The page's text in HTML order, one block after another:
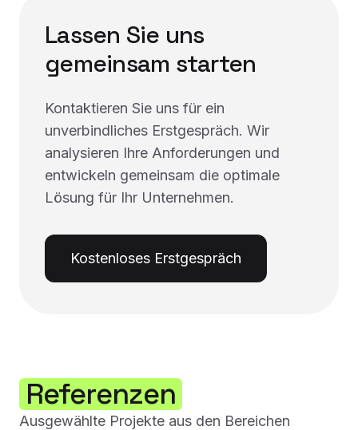
Lassen Sie uns
gemeinsam starten
Kontaktieren Sie uns für ein
unverbindliches Erstgespräch. Wir
analysieren Ihre Anforderungen und
entwickeln gemeinsam die optimale
Lösung für Ihr Unternehmen.
Kostenloses Erstgespräch
Referenzen
Ausgewählte Projekte aus den Bereichen